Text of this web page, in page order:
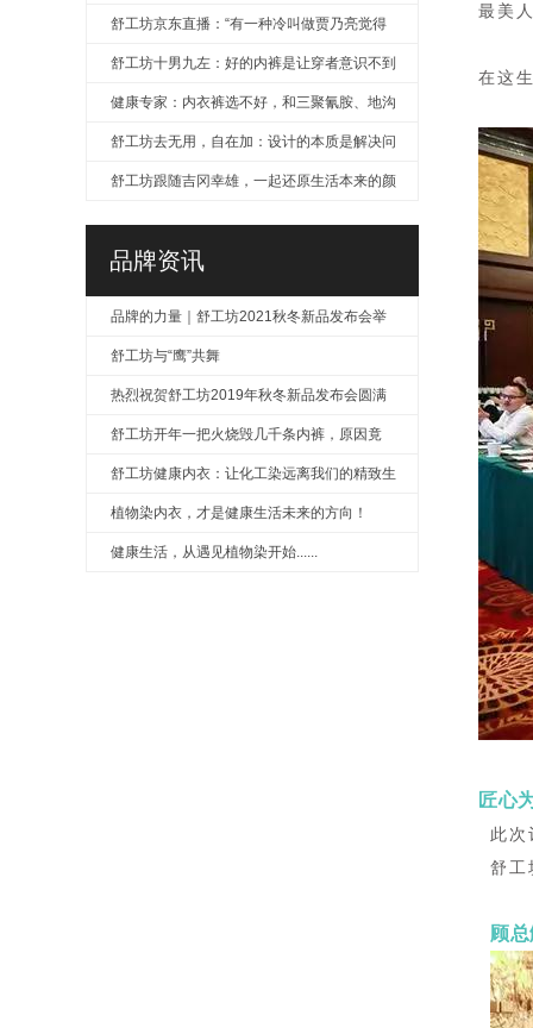
风华正茂
舒工坊京东直播：“有一种冷叫做贾乃亮觉得
你冷”
舒工坊十男九左：好的内裤是让穿者意识不到
产品的存在
健康专家：内衣裤选不好，和三聚氰胺、地沟
油无异！
舒工坊去无用，自在加：设计的本质是解决问
题
舒工坊跟随吉冈幸雄，一起还原生活本来的颜
品牌资讯
品牌的力量｜舒工坊2021秋冬新品发布会举
行
舒工坊与“鹰”共舞
热烈祝贺舒工坊2019年秋冬新品发布会圆满
成功
舒工坊开年一把火烧毁几千条内裤，原因竟
是……
舒工坊健康内衣：让化工染远离我们的精致生
活
植物染内衣，才是健康生活未来的方向！
健康生活，从遇见植物染开始......
最美
在这
匠心
此次
舒工
顾